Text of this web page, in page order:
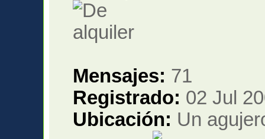
Mensajes: 71
Registrado: 02 Jul
Ubicación: Un